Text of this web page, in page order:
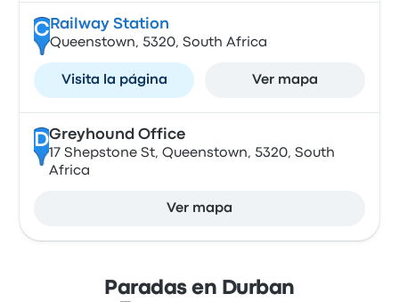
CRailway Station
Queenstown, 5320, South Africa
Visita la página Ver mapa
DGreyhound Office
17 Shepstone St, Queenstown, 5320, South
Africa
Ver mapa
Paradas en Durban